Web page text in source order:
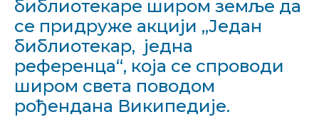
библиотекаре широм земље да
се придруже акцији „Један
библиотекар, једна
референца“, која се спроводи
широм света поводом
рођендана Википедије.